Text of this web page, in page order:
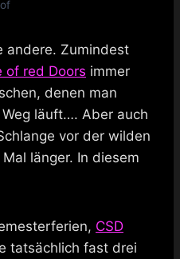
andere. Zumindest
of red Doors immer
denen man
läuft…. Aber auch
vor der wilden
länger. In diesem
CSD
tatsächlich fast drei